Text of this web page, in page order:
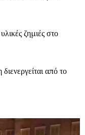
ζημιές στο
από το